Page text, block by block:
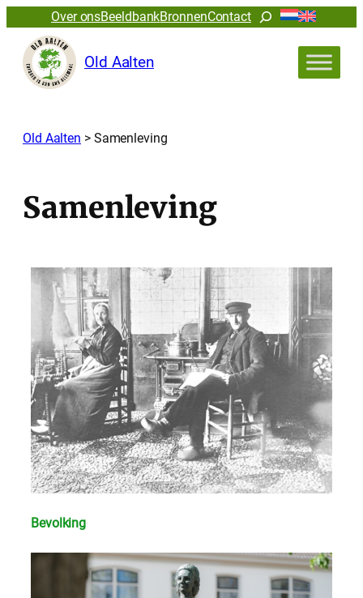
inhoud
Over onsBeeldbankBronnenContactZoeken
Old Aalten
Old Aalten > Samenleving
Samenleving
Bevolking